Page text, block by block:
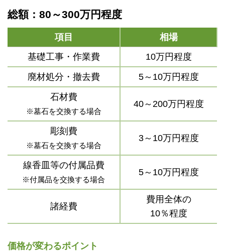
総額：80～300万円程度
項目
相場
基礎工事・作業費
10万円程度
廃材処分・撤去費
5～10万円程度
石材費
※墓石を交換する場合
40～200万円程度
彫刻費
※墓石を交換する場合
3～10万円程度
線香皿等の付属品費
※付属品を交換する場合
5～10万円程度
諸経費
費用全体の
10％程度
価格が変わるポイント